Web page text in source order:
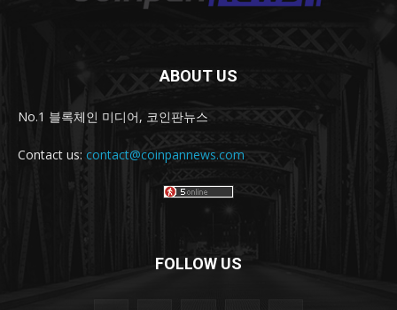
ABOUT US
No.1 블록체인 미디어, 코인판뉴스
Contact us: contact@coinpannews.com
FOLLOW US